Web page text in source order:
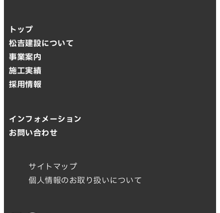
トップ
松吉建設について
事業案内
施工実績
採用情報
インフォメーション
お問い合わせ
サイトマップ
個人情報のお取り扱いについて